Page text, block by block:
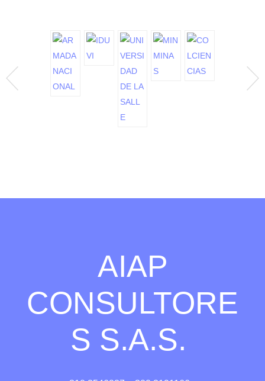
AIAP
CONSULTORE
S S.A.S.